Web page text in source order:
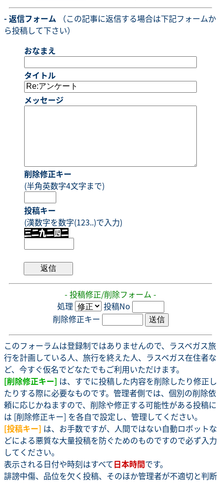
- 返信フォーム （この記事に返信する場合は下記フォームか
ら投稿して下さい）
おなまえ
タイトル
メッセージ
削除修正キー
(半角英数字4文字まで)
投稿キー
(漢数字を数字(123..)で入力)
- 投稿修正/削除フォーム -
処理
投稿No
削除修正キー
このフォーラムは登録制ではありませんので、ラスベガス旅
行を計画している人、旅行を終えた人、ラスベガス在住者な
ど、今すぐ仮名でどなたでもご利用いただけます。
[削除修正キー] は、すでに投稿した内容を削除したり修正し
たりする際に必要なものです。管理者側では、個別の削除依
頼に応じかねますので、削除や修正する可能性がある投稿に
は [削除修正キー] を各自で設定し、管理してください。
[投稿キー] は、お手数ですが、人間ではない自動ロボットな
どによる悪質な大量投稿を防ぐためのものですので必ず入力
してください。
表示される日付や時刻はすべて日本時間です。
誹謗中傷、品位を欠く投稿、そのほか管理者が不適切と判断